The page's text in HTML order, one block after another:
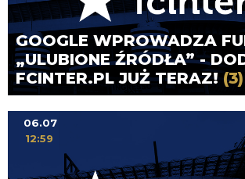
GOOGLE WPROWADZA
„ULUBIONE ŹRÓDŁA” -
FCINTER.PL JUŻ TERAZ! (3)
06.07
12:59